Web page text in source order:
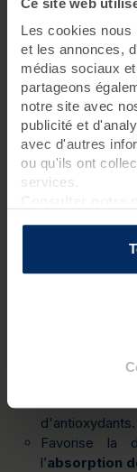
Les cookies nous
et les annonces,
médias sociaux
partageons
notre site avec
publicité et
avec d'autres
ou qu'ils ont
services.
Les
marins
Pendant une
mer, c’est aussi
mieux-être de
marins qui
permettent de
Améliore
d'antioxydants.
Favorise la
l’absorption